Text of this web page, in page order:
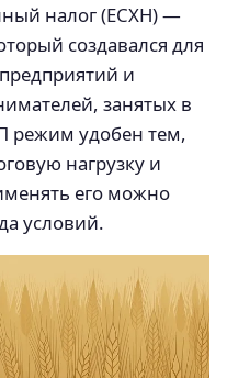
налог (ЕСХН) —
создавался для
и
занятых в
режим удобен тем,
нагрузку и
его можно
условий.